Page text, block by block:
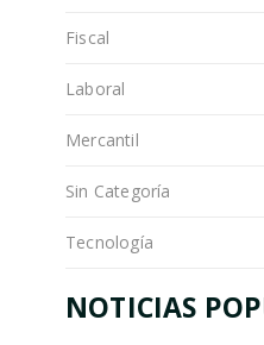
Fiscal
Laboral
Mercantil
Sin Categoría
Tecnología
NOTICIAS